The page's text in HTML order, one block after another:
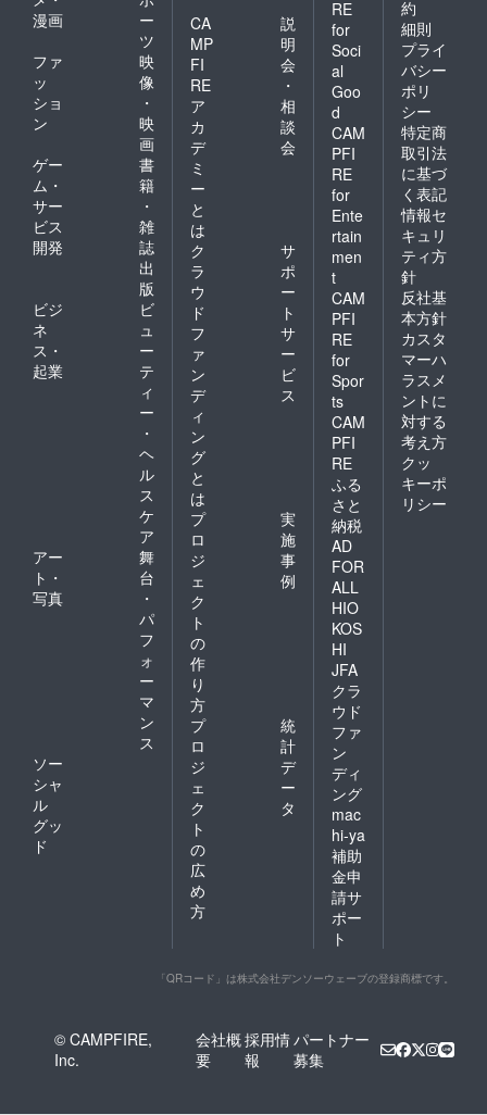
ションを妨
げる行為が
確認された
場合は、対
応をお断り
させていた
だくことが
ございま
す。何卒ご
理解とご協
力をお願い
申し上げま
す。
●プロジェク
ト情報や限
定クーポ
ン、100％還
元キャン
ペーン情報
を読者限定
で配信中！
漫画
ー
ツ
ファ
ッ
ショ
ン
映
像
・
映
画
ゲー
ム・
サー
ビス
開発
書
籍
・
雑
誌
出
版
ビジ
ネ
ス・
起業
ビ
ュ
ー
テ
ィ
ー
・
ヘ
ル
ス
ケ
ア
アー
ト・
写真
舞
台
・
パ
フ
ォ
ー
マ
ン
ス
ソー
シャ
ル
グッ
ド
CA
MP
FI
RE
ア
カ
デ
ミ
ー
と
は
説
明
会
・
相
談
会
ク
ラ
ウ
ド
フ
ァ
ン
デ
ィ
ン
グ
と
は
サ
ポ
ー
ト
サ
ー
ビ
ス
プ
ロ
ジ
ェ
ク
ト
の
作
り
方
実
施
事
例
プ
ロ
ジ
ェ
ク
ト
の
広
め
方
統
計
デ
ー
タ
RE
for
Soci
al
Goo
d
CAM
PFI
RE
for
Ente
rtain
men
t
CAM
PFI
RE
for
Spor
ts
CAM
PFI
RE
ふる
さと
納税
AD
FOR
ALL
HIO
KOS
HI
JFA
クラ
ウド
ファ
ン
ディ
ング
mac
hi-ya
補助
金申
請サ
ポー
ト
約
細則
プライ
バシー
ポリ
シー
特定商
取引法
に基づ
く表記
情報セ
キュリ
ティ方
針
反社基
本方針
カスタ
マーハ
ラスメ
ントに
対する
考え方
クッ
キーポ
リシー
「QRコード」は株式会社デンソーウェーブの登録商標です。
© CAMPFIRE,
Inc.
会社概
要
採用情
報
パートナー
募集